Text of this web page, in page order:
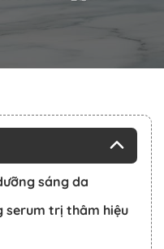
sáng da
serum trị thâm hiệu